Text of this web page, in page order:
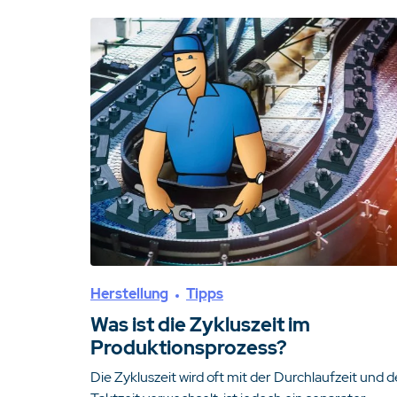
Herstellung Tipps
Was ist die Zykluszeit im
Produktionsprozess?
Die Zykluszeit wird oft mit der Durchlaufzeit und